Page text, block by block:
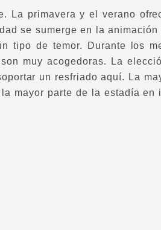
La primavera y el verano
se sumerge en la animación
tipo de temor. Durante los
muy acogedoras. La
un resfriado aquí. La
mayor parte de la estadía en